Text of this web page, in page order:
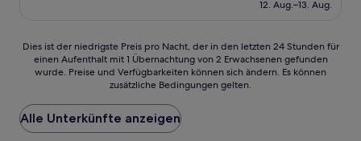
12. Aug.–13. Aug.
Dies
der
Preis
pro
Nacht,
Dies ist der niedrigste Preis pro Nacht, der in den letzten 24 Stunden für
einen Aufenthalt mit 1 Übernachtung von 2 Erwachsenen gefunden
wurde. Preise und Verfügbarkeiten können sich ändern. Es können
zusätzliche Bedingungen gelten.
Alle Unterkünfte anzeigen